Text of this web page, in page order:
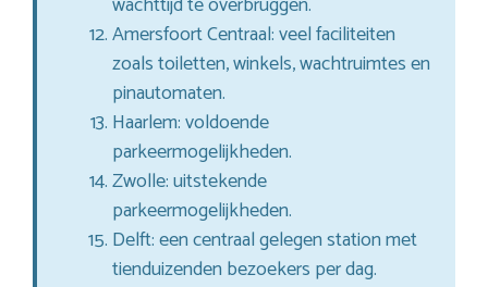
Amersfoort Centraal: veel faciliteiten
zoals toiletten, winkels, wachtruimtes en
pinautomaten.
Haarlem: voldoende
parkeermogelijkheden.
Zwolle: uitstekende
parkeermogelijkheden.
Delft: een centraal gelegen station met
tienduizenden bezoekers per dag.